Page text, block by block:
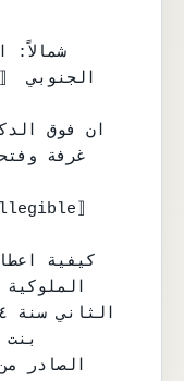
شمالاً:
غرفة